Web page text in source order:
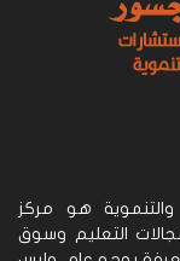
والتنموية هو مركز
التعليم وسوق